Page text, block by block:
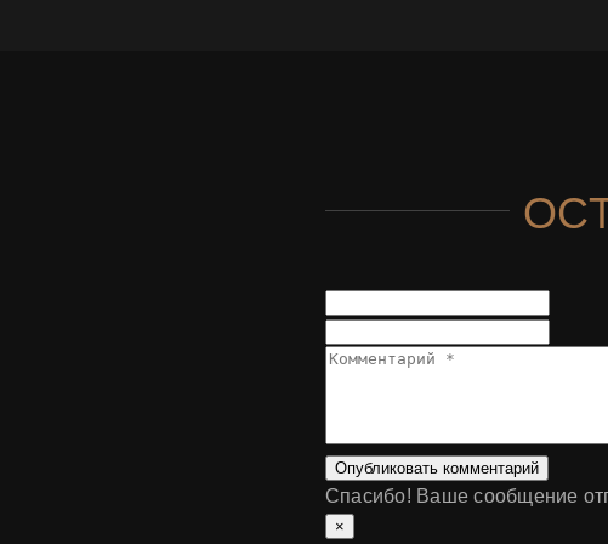
Опубликовать комментарий
Спасибо! Ваше сообщение
×